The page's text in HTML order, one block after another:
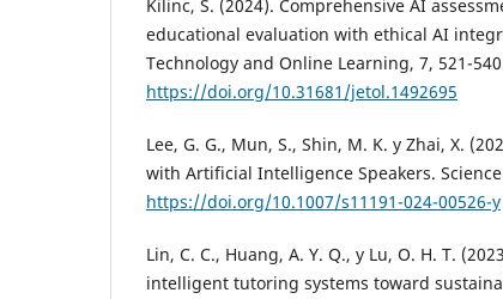
Kilinc, S. (2024). Comprehensive AI
educational evaluation with ethical AI
Technology and Online Learning, 7, 521-
https://doi.org/10.31681/jetol.1492695
Lee, G. G., Mun, S., Shin, M. K. y Zhai, X.
with Artificial Intelligence Speakers.
https://doi.org/10.1007/s11191-024-00526-y
Lin, C. C., Huang, A. Y. Q., y Lu, O. H. T.
intelligent tutoring systems toward